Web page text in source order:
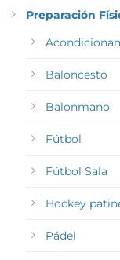
Preparación
Baloncesto
Balonmano
Fútbol
Fútbol Sala
Hockey
Pádel